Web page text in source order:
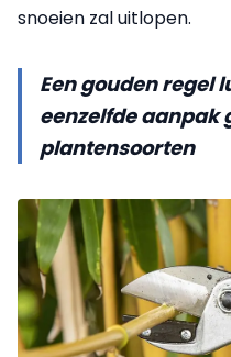
snoeien zal uitlopen.
Een gouden regel
eenzelfde aanpak
plantensoorten